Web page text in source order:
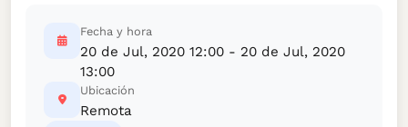
Fecha y hora
20 de Jul, 2020 12:00 - 20 de Jul, 2020
13:00
Ubicación
Remota